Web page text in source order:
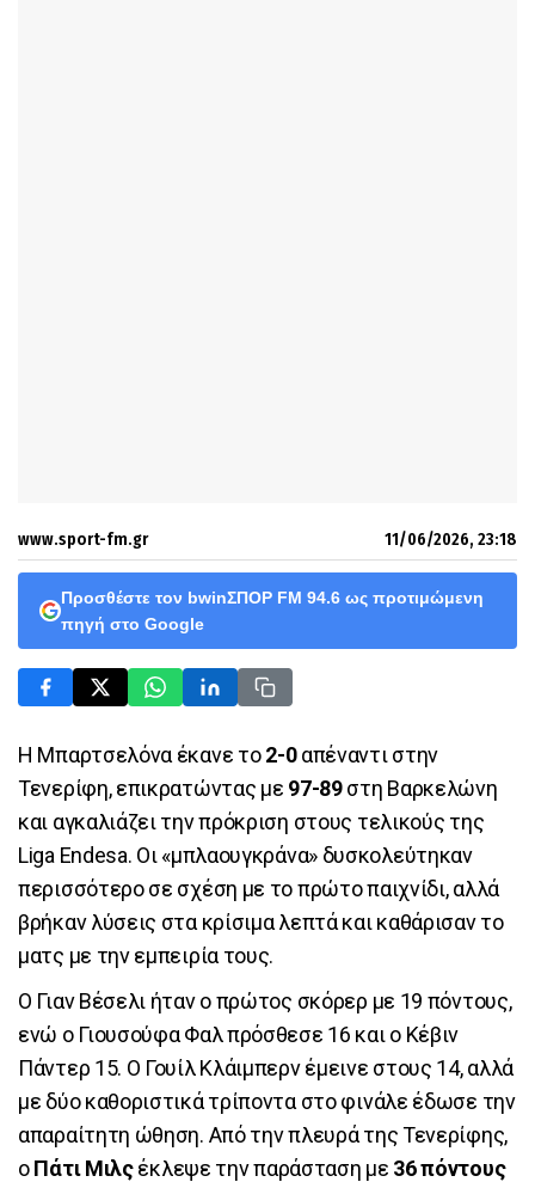
www.sport-fm.gr 11/06/2026, 23:18
Προσθέστε τον bwinΣΠΟΡ FM 94.6 ως προτιμώμενη
πηγή στο Google
Η Μπαρτσελόνα έκανε το2-0απέναντι στην
Τενερίφη, επικρατώντας με 97-89στη Βαρκελώνη
και αγκαλιάζει την πρόκριση στους τελικούς της
Liga Endesa. Οι «μπλαουγκράνα» δυσκολεύτηκαν
περισσότερο σε σχέση με το πρώτο παιχνίδι, αλλά
βρήκαν λύσεις στα κρίσιμα λεπτά και καθάρισαν το
ματς με την εμπειρία τους.
Ο Γιαν Βέσελι ήταν ο πρώτος σκόρερ με 19 πόντους,
ενώ ο Γιουσούφα Φαλ πρόσθεσε 16 και ο Κέβιν
Πάντερ 15. Ο Γουίλ Κλάιμπερν έμεινε στους 14, αλλά
με δύο καθοριστικά τρίποντα στο φινάλε έδωσε την
απαραίτητη ώθηση. Από την πλευρά της Τενερίφης,
οΠάτι Μιλςέκλεψε την παράσταση με 36 πόντους